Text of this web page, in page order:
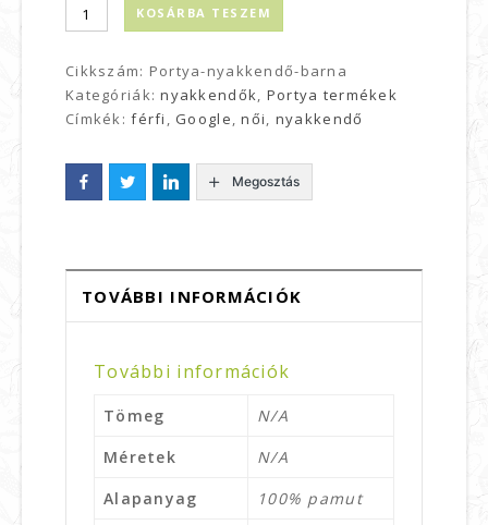
KOSÁRBA TESZEM
Cikkszám: Portya-nyakkendő-barna
Kategóriák:nyakkendők, Portya termékek
Címkék:férfi , Google,női, nyakkendő
Megosztás
TOVÁBBI INFORMÁCIÓK
További információk
Tömeg
N/A
Méretek
N/A
Alapanyag
100% pamut